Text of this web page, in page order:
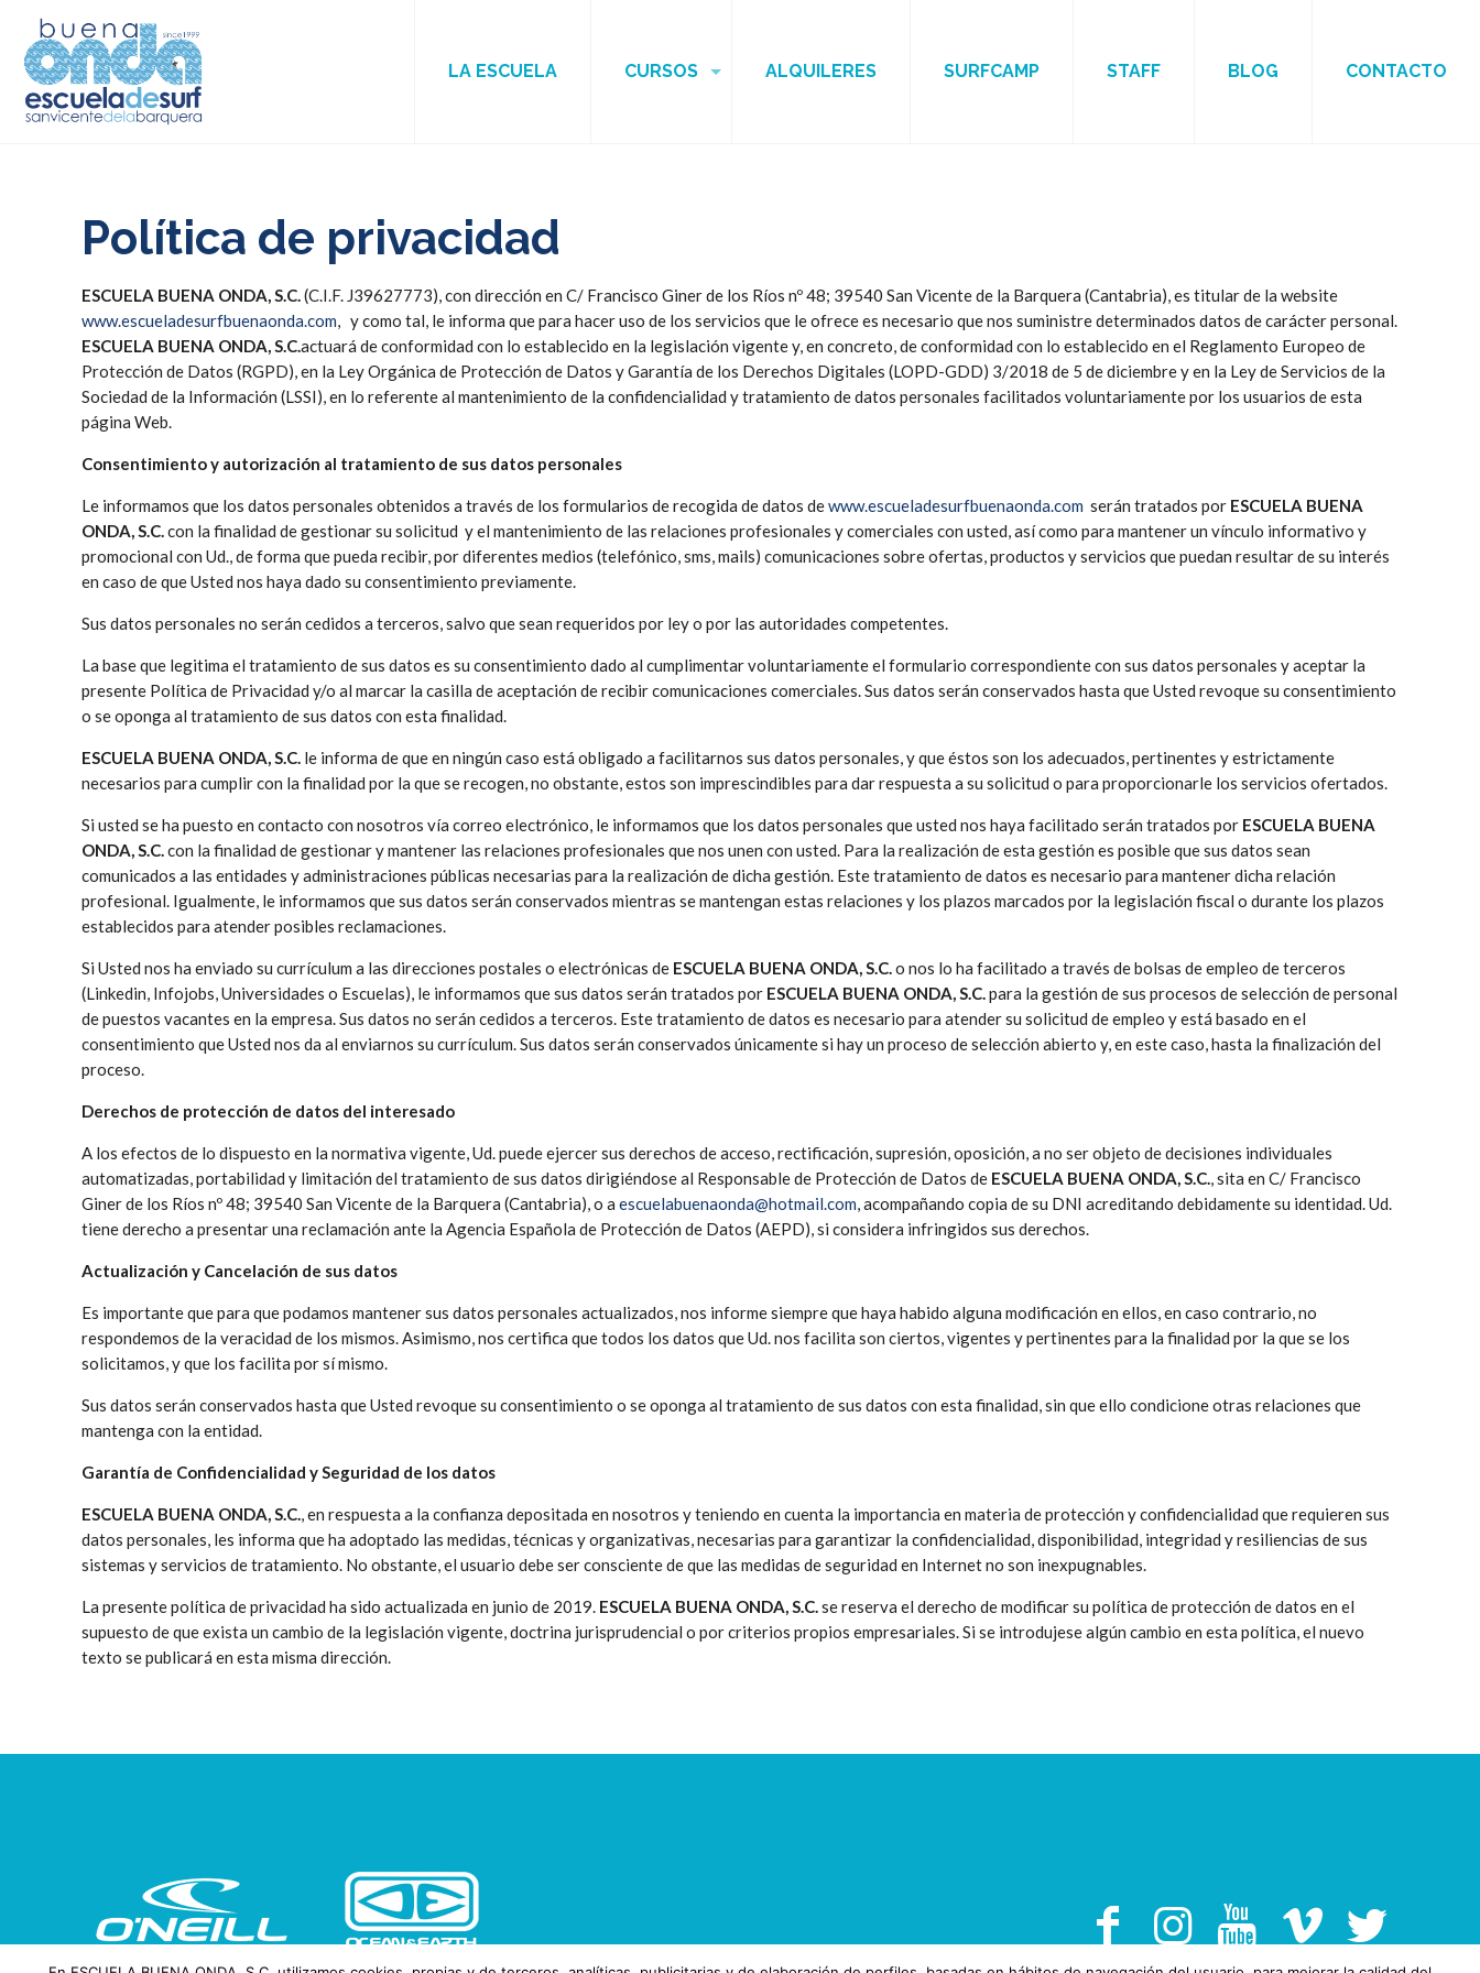
LA ESCUELA CURSOS ALQUILERES SURFCAMP STAFF BLOG CONTACTO
Política de privacidad
ESCUELA BUENA ONDA, S.C.(C.I.F. J39627773), con dirección en C/ Francisco Giner de los Ríos nº 48; 39540 San Vicente de la Barquera (Cantabria), es titular de la website
www.escueladesurfbuenaonda.com, y como tal, le informa que para hacer uso de los servicios que le ofrece es necesario que nos suministre determinados datos de carácter personal.
ESCUELA BUENA ONDA, S.C.actuará de conformidad con lo establecido en la legislación vigente y, en concreto, de conformidad con lo establecido en el Reglamento Europeo de
Protección de Datos (RGPD), en la Ley Orgánica de Protección de Datos y Garantía de los Derechos Digitales (LOPD-GDD) 3/2018 de 5 de diciembre y en la Ley de Servicios de la
Sociedad de la Información (LSSI), en lo referente al mantenimiento de la confidencialidad y tratamiento de datos personales facilitados voluntariamente por los usuarios de esta
página Web.
Consentimiento y autorización al tratamiento de sus datos personales
Le informamos que los datos personales obtenidos a través de los formularios de recogida de datos dewww.escueladesurfbuenaonda.com serán tratados por ESCUELA BUENA
ONDA, S.C.con la finalidad de gestionar su solicitud y el mantenimiento de las relaciones profesionales y comerciales con usted, así como para mantener un vínculo informativo y
promocional con Ud., de forma que pueda recibir, por diferentes medios (telefónico, sms, mails) comunicaciones sobre ofertas, productos y servicios que puedan resultar de su interés
en caso de que Usted nos haya dado su consentimiento previamente.
Sus datos personales no serán cedidos a terceros, salvo que sean requeridos por ley o por las autoridades competentes.
La base que legitima el tratamiento de sus datos es su consentimiento dado al cumplimentar voluntariamente el formulario correspondiente con sus datos personales y aceptar la
presente Política de Privacidad y/o al marcar la casilla de aceptación de recibir comunicaciones comerciales. Sus datos serán conservados hasta que Usted revoque su consentimiento
o se oponga al tratamiento de sus datos con esta finalidad.
ESCUELA BUENA ONDA, S.C. le informa de que en ningún caso está obligado a facilitarnos sus datos personales, y que éstos son los adecuados, pertinentes y estrictamente
necesarios para cumplir con la finalidad por la que se recogen, no obstante, estos son imprescindibles para dar respuesta a su solicitud o para proporcionarle los servicios ofertados.
Si usted se ha puesto en contacto con nosotros vía correo electrónico, le informamos que los datos personales que usted nos haya facilitado serán tratados por ESCUELA BUENA
ONDA, S.C.con la finalidad de gestionar y mantener las relaciones profesionales que nos unen con usted. Para la realización de esta gestión es posible que sus datos sean
comunicados a las entidades y administraciones públicas necesarias para la realización de dicha gestión. Este tratamiento de datos es necesario para mantener dicha relación
profesional. Igualmente, le informamos que sus datos serán conservados mientras se mantengan estas relaciones y los plazos marcados por la legislación fiscal o durante los plazos
establecidos para atender posibles reclamaciones.
Si Usted nos ha enviado su currículum a las direcciones postales o electrónicas de ESCUELA BUENA ONDA, S.C.o nos lo ha facilitado a través de bolsas de empleo de terceros
(Linkedin, Infojobs, Universidades o Escuelas), le informamos que sus datos serán tratados por ESCUELA BUENA ONDA, S.C.para la gestión de sus procesos de selección de personal
de puestos vacantes en la empresa. Sus datos no serán cedidos a terceros. Este tratamiento de datos es necesario para atender su solicitud de empleo y está basado en el
consentimiento que Usted nos da al enviarnos su currículum. Sus datos serán conservados únicamente si hay un proceso de selección abierto y, en este caso, hasta la finalización del
proceso.
Derechos de protección de datos del interesado
A los efectos de lo dispuesto en la normativa vigente, Ud. puede ejercer sus derechos de acceso, rectificación, supresión, oposición, a no ser objeto de decisiones individuales
automatizadas, portabilidad y limitación del tratamiento de sus datos dirigiéndose al Responsable de Protección de Datos de ESCUELA BUENA ONDA, S.C., sita en C/ Francisco
Giner de los Ríos nº 48; 39540 San Vicente de la Barquera (Cantabria), o aescuelabuenaonda@hotmail.com, acompañando copia de su DNI acreditando debidamente su identidad. Ud.
tiene derecho a presentar una reclamación ante la Agencia Española de Protección de Datos (AEPD), si considera infringidos sus derechos.
Actualización y Cancelación de sus datos
Es importante que para que podamos mantener sus datos personales actualizados, nos informe siempre que haya habido alguna modificación en ellos, en caso contrario, no
respondemos de la veracidad de los mismos. Asimismo, nos certifica que todos los datos que Ud. nos facilita son ciertos, vigentes y pertinentes para la finalidad por la que se los
solicitamos, y que los facilita por sí mismo.
Sus datos serán conservados hasta que Usted revoque su consentimiento o se oponga al tratamiento de sus datos con esta finalidad, sin que ello condicione otras relaciones que
mantenga con la entidad.
Garantía de Confidencialidad y Seguridad de los datos
ESCUELA BUENA ONDA, S.C., en respuesta a la confianza depositada en nosotros y teniendo en cuenta la importancia en materia de protección y confidencialidad que requieren sus
datos personales, les informa que ha adoptado las medidas, técnicas y organizativas, necesarias para garantizar la confidencialidad, disponibilidad, integridad y resiliencias de sus
sistemas y servicios de tratamiento. No obstante, el usuario debe ser consciente de que las medidas de seguridad en Internet no son inexpugnables.
La presente política de privacidad ha sido actualizada en junio de 2019. ESCUELA BUENA ONDA, S.C.se reserva el derecho de modificar su política de protección de datos en el
supuesto de que exista un cambio de la legislación vigente, doctrina jurisprudencial o por criterios propios empresariales. Si se introdujese algún cambio en esta política, el nuevo
texto se publicará en esta misma dirección.